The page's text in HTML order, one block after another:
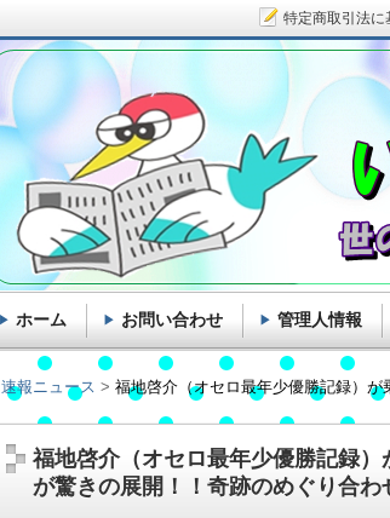
福地啓介（オセロ最年少優勝記録
が驚きの展開！！奇跡のめぐり合わ
速報ニュース 福地啓介（オセロ最年少優勝記録）が
ホーム お問い合わせ 管理人情報
特定商取引法に